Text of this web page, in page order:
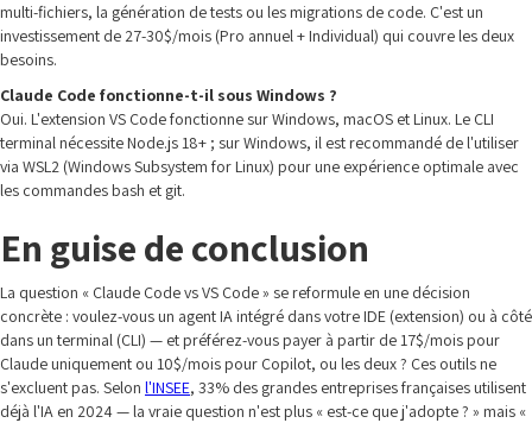
multi-fichiers, la génération de tests ou les migrations de code. C'est un
investissement de 27-30$/mois (Pro annuel + Individual) qui couvre les deux
besoins.
Claude Code fonctionne-t-il sous Windows ?
Oui. L'extension VS Code fonctionne sur Windows, macOS et Linux. Le CLI
terminal nécessite Node.js 18+ ; sur Windows, il est recommandé de l'utiliser
via WSL2 (Windows Subsystem for Linux) pour une expérience optimale avec
les commandes bash et git.
En guise de conclusion
La question « Claude Code vs VS Code » se reformule en une décision
concrète : voulez-vous un agent IA intégré dans votre IDE (extension) ou à côté
dans un terminal (CLI) — et préférez-vous payer à partir de 17$/mois pour
Claude uniquement ou 10$/mois pour Copilot, ou les deux ? Ces outils ne
s'excluent pas. Selon l'INSEE, 33% des grandes entreprises françaises utilisent
déjà l'IA en 2024 — la vraie question n'est plus « est-ce que j'adopte ? » mais «